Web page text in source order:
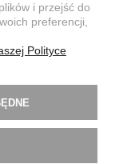
i przejść do
preferencji,
Polityce